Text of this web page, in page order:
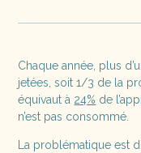
Chaque année, plus
jetées, soit 1/3 de la
équivaut à 24% de
n’est pas consommé.
La problématique est